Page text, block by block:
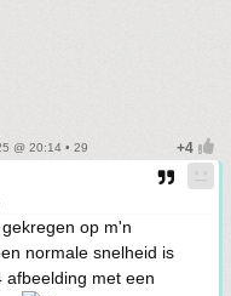
@ 20:14 • 29
op m'n
normale snelheid is
afbeelding met een